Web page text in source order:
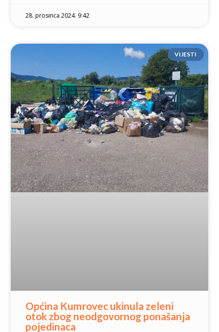
28. prosinca 2024. 9:42
VIJESTI
Općina Kumrovec ukinula zeleni
otok zbog neodgovornog ponašanja
pojedinaca